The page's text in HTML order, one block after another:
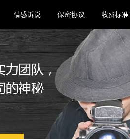
情感诉说 保密协议 收费标准